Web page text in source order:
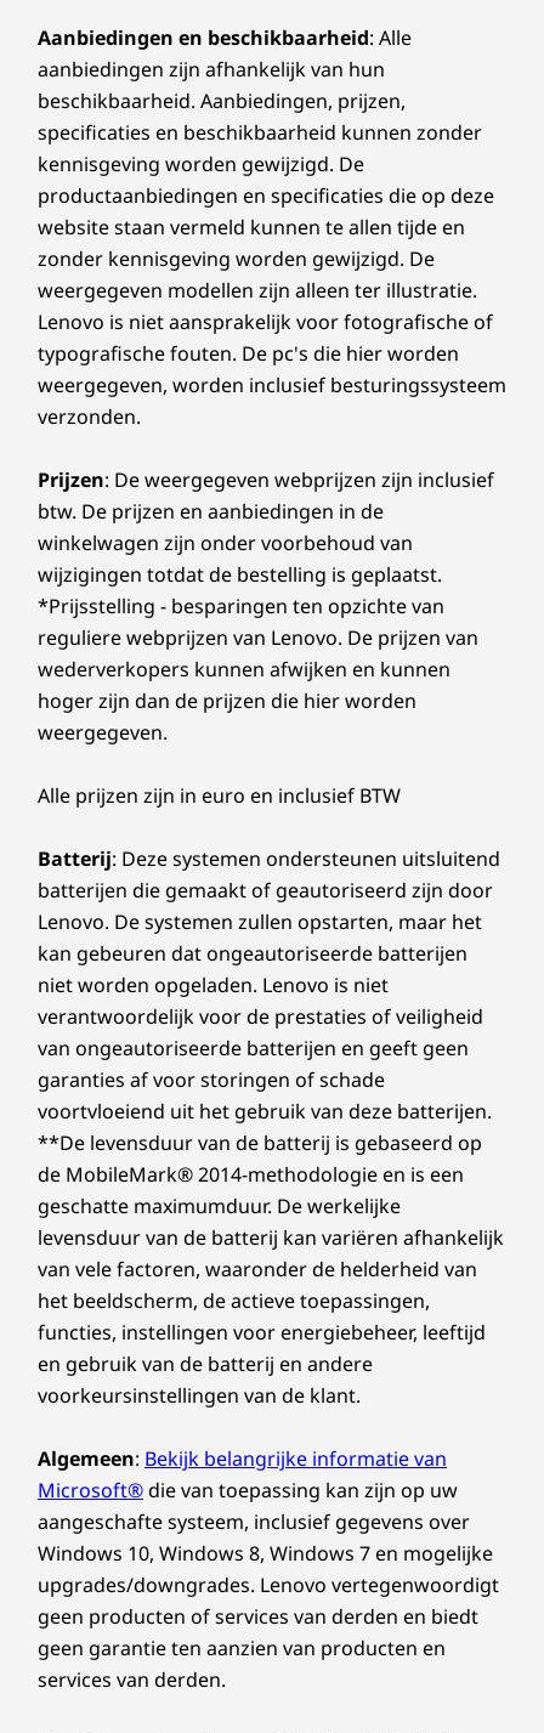
Hotdesking is het nieuwe kantoor
Met de ThinkSmart View Plus kun je heel
gemakkelijk schakelen tussen meerdere
gebruikers, waardoor deze ideaal is voor
kantooromgevingen die hotdesking
reserveren met hun persoonlijke Microsoft
365-licentie. Zodra ze zijn aangemeld, hebben
ze toegang tot al hun Teams-toepassingen en -
tools en kunnen ze vergaderingen organiseren
of eraan deelnemen. Wanneer hun sessie is
afgelopen, kunnen gebruikers zich veilig
afmelden en worden alle persoonlijke
gebruikersgegevens van het apparaat
verwijderd.
Bezoekers ontmoeten en begroeten
De ThinkSmart View Plus functioneert als een
handige virtuele receptie, waardoor
medewerkers bezoekers en patiënten kunnen
begroeten en contactloos kunnen inchecken
via een videogesprek. IT-beheerders kunnen
eenvoudig de modus voor virtuele receptie
inschakelen en contactgegevens configureren
om videogesprekken rechtstreeks door te
sturen naar meerdere toegewezen
medewerkers die fungeren als virtuele
receptionist. Deze functionaliteit is ideaal voor
bedrijven die persoonlijke hulp willen bieden
middelen beschikken.
Ontwerp
Afmetingen (h x b x d)
600,6 mm x 615,3 mm x 273 mm
Gewicht
12,0 kg
Pen
Passieve styluspen
Duurzaamheid
Certificeringen/registraties
CEL (China)
China RoHS (China)
EQM RoHS (VAE)
ErP 26 (EU)
GREENGUARD®(VS)
Microsoft Teams
Overige gegevens
Beveiliging
Privacyschuifje voor webcam
Gezichtsherkenning
Secure Boot en platformaanmelding
Selinux (Security Enhanced Linux)
Voeding
135 W, rechthoekig uiteinde
Vooraf geïnstalleerde software
Microsoft Teams
ThinkSmart Manager
Inbegrepen services
3 jaar Lenovo Premier Support
1 jaar Deployment Professional Services
1 jaar Maintenance Professional Services
Wat zit er in de doos
ThinkSmart View Plus
Soundbar
Netvoedingsadapter van 135 W
Magnetische styluspen
Volledige technische specificaties
Referentie productspecificaties:modellen,
specificaties, documenten, compatibiliteit (in het
Engels)
10-Voedingsingang
Aanbiedingen en beschikbaarheid: Alle
aanbiedingen zijn afhankelijk van hun
beschikbaarheid. Aanbiedingen, prijzen,
specificaties en beschikbaarheid kunnen zonder
kennisgeving worden gewijzigd. De
productaanbiedingen en specificaties die op deze
website staan vermeld kunnen te allen tijde en
zonder kennisgeving worden gewijzigd. De
weergegeven modellen zijn alleen ter illustratie.
Lenovo is niet aansprakelijk voor fotografische of
typografische fouten. De pc's die hier worden
weergegeven, worden inclusief besturingssysteem
verzonden.
Prijzen: De weergegeven webprijzen zijn inclusief
btw. De prijzen en aanbiedingen in de
winkelwagen zijn onder voorbehoud van
wijzigingen totdat de bestelling is geplaatst.
*Prijsstelling - besparingen ten opzichte van
reguliere webprijzen van Lenovo. De prijzen van
wederverkopers kunnen afwijken en kunnen
hoger zijn dan de prijzen die hier worden
weergegeven.
Alle prijzen zijn in euro en inclusief BTW
Batterij: Deze systemen ondersteunen uitsluitend
batterijen die gemaakt of geautoriseerd zijn door
Lenovo. De systemen zullen opstarten, maar het
kan gebeuren dat ongeautoriseerde batterijen
niet worden opgeladen. Lenovo is niet
verantwoordelijk voor de prestaties of veiligheid
van ongeautoriseerde batterijen en geeft geen
garanties af voor storingen of schade
voortvloeiend uit het gebruik van deze batterijen.
**De levensduur van de batterij is gebaseerd op
de MobileMark® 2014-methodologie en is een
geschatte maximumduur. De werkelijke
levensduur van de batterij kan variëren afhankelijk
van vele factoren, waaronder de helderheid van
het beeldscherm, de actieve toepassingen,
functies, instellingen voor energiebeheer, leeftijd
en gebruik van de batterij en andere
voorkeursinstellingen van de klant.
Algemeen: Bekijk belangrijke informatie van
Microsoft®die van toepassing kan zijn op uw
aangeschafte systeem, inclusief gegevens over
Windows 10, Windows 8, Windows 7 en mogelijke
upgrades/downgrades. Lenovo vertegenwoordigt
geen producten of services van derden en biedt
geen garantie ten aanzien van producten en
services van derden.